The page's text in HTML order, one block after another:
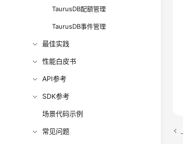
TaurusDB配额管理
TaurusDB事件管理
最佳实践
性能白皮书
API参考
SDK参考
场景代码示例
常见问题